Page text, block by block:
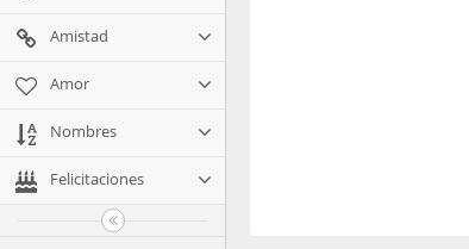
Amistad
Amor
Nombres
Felicitaciones